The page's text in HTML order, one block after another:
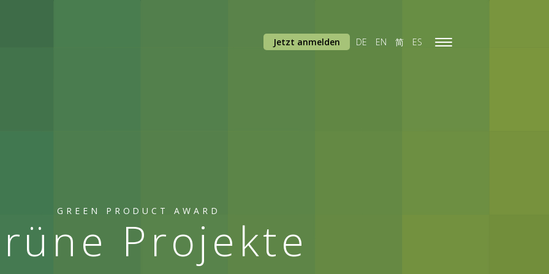
GREEN PRODUCT AWARD
Projekte
Toggle
Jetzt anmelden DE EN 简 ES